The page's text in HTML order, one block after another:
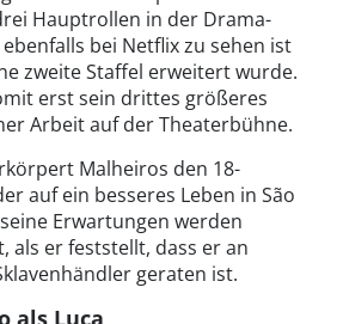
Hauptrollen in der Drama-
bei Netflix zu sehen ist
zweite Staffel erweitert wurde.
erst sein drittes größeres
Arbeit auf der Theaterbühne.
Malheiros den 18-
auf ein besseres Leben in São
Erwartungen werden
als er feststellt, dass er an
geraten ist.
als Luca